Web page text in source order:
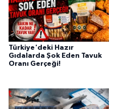
Türkiye'deki Hazır
Gıdalarda Şok Eden Tavuk
Oranı Gerçeği!